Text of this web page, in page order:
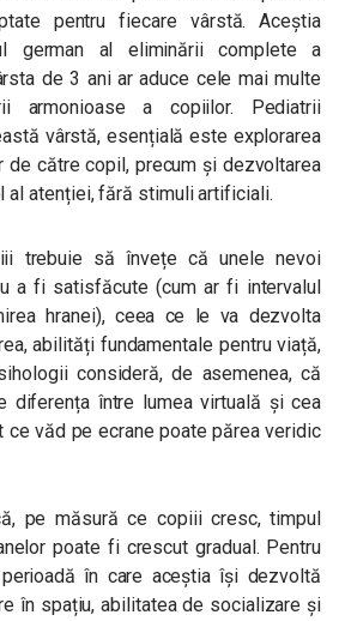
pentru fiecare vârstă. Aceștia
german al eliminării complete a
de 3 ani ar aduce cele mai multe
armonioase a copiilor. Pediatrii
vârstă, esențială este explorarea
de către copil, precum și dezvoltarea
al atenției, fără stimuli artificiali.
trebuie să învețe că unele nevoi
a fi satisfăcute (cum ar fi intervalul
hranei), ceea ce le va dezvolta
abilități fundamentale pentru viață,
consideră, de asemenea, că
diferența între lumea virtuală și cea
ce văd pe ecrane poate părea veridic
pe măsură ce copiii cresc, timpul
poate fi crescut gradual. Pentru
în care aceștia își dezvoltă
în spațiu, abilitatea de socializare și